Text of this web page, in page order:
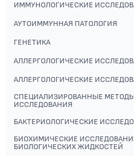
ИММУНОЛОГИЧЕСКИЕ
АУТОИММУННАЯ ПАТОЛОГИЯ
ГЕНЕТИКА
АЛЛЕРГОЛОГИЧЕСКИЕ
АЛЛЕРГОЛОГИЧЕСКИЕ
СПЕЦИАЛИЗИРОВАННЫЕ
ИССЛЕДОВАНИЯ
БАКТЕРИОЛОГИЧЕСКИЕ
БИОХИМИЧЕСКИЕ
БИОЛОГИЧЕСКИХ ЖИДКОСТЕЙ